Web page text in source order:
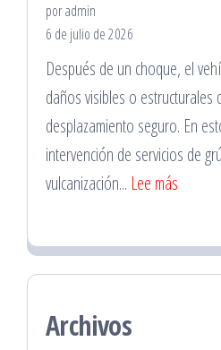
por admin
6 de julio de 2026
Después de un choque, el
daños visibles o estructurales
desplazamiento seguro. En
intervención de servicios de
vulcanización... Lee más
Archivos